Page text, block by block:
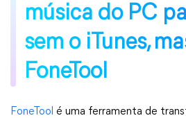
música do PC
sem o iTunes,
FoneTool
FoneTool é uma ferramenta de